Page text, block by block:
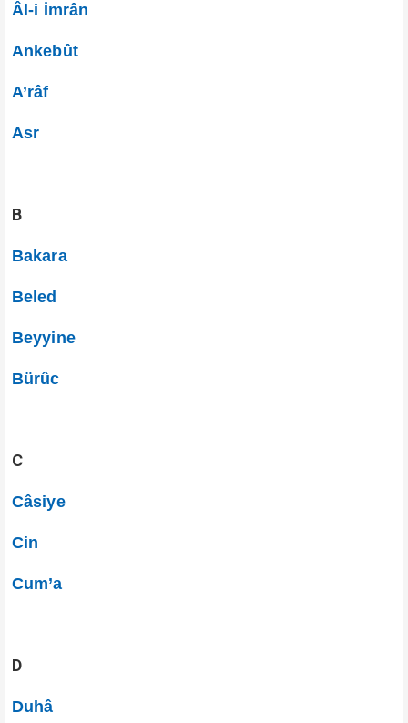
Âl-i İmrân
Ankebût
A’râf
Asr
B
Bakara
Beled
Beyyine
Bürûc
C
Câsiye
Cin
Cum’a
D
Duhâ